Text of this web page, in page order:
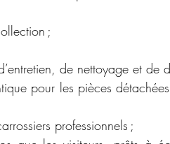
;
de nettoyage et de
pour les pièces
professionnels ;